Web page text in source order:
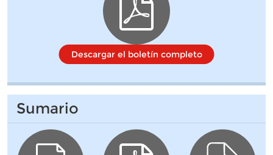
Descargar el boletín completo
Sumario